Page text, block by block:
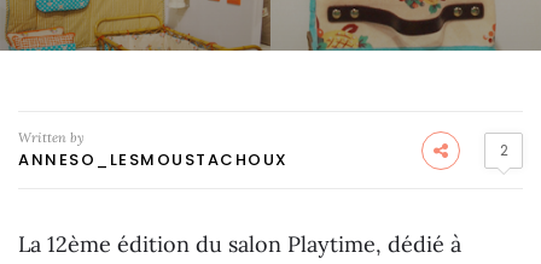
Written by
ANNESO_LESMOUSTACHOUX 2
La 12ème édition du salon Playtime, dédié à